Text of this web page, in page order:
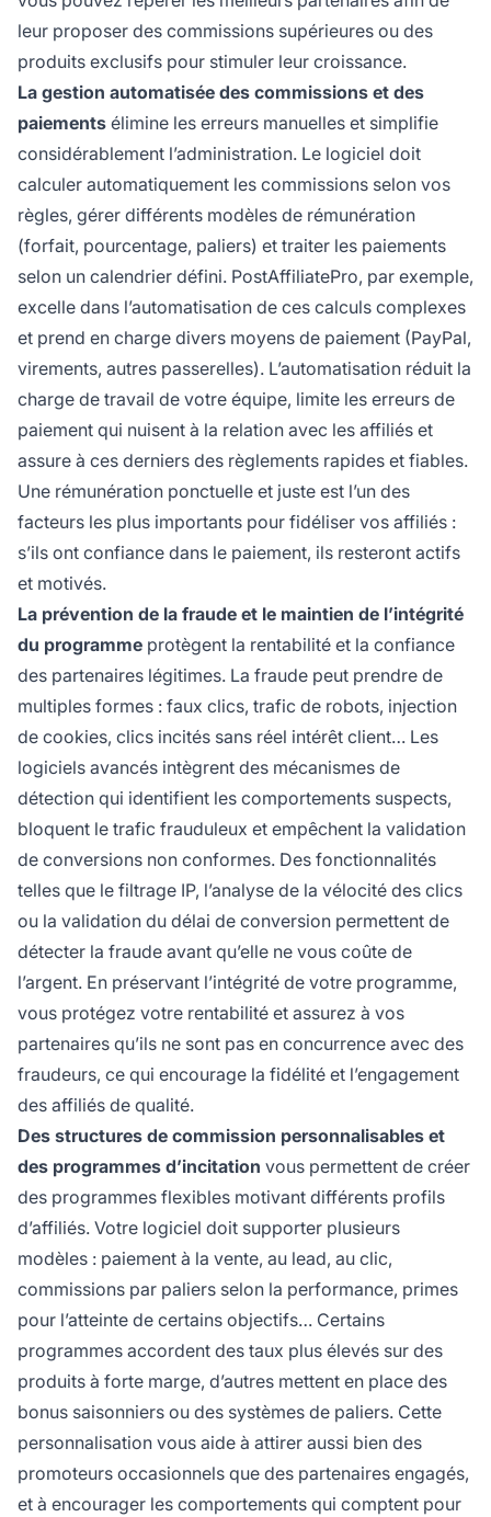
leur proposer des commissions supérieures ou des
produits exclusifs pour stimuler leur croissance.
La gestion automatisée des commissions et des
paiements élimine les erreurs manuelles et simplifie
considérablement l’administration. Le logiciel doit
calculer automatiquement les commissions selon vos
règles, gérer différents modèles de rémunération
(forfait, pourcentage, paliers) et traiter les paiements
selon un calendrier défini. PostAffiliatePro, par exemple,
excelle dans l’automatisation de ces calculs complexes
et prend en charge divers moyens de paiement (PayPal,
virements, autres passerelles). L’automatisation réduit la
charge de travail de votre équipe, limite les erreurs de
paiement qui nuisent à la relation avec les affiliés et
assure à ces derniers des règlements rapides et fiables.
Une rémunération ponctuelle et juste est l’un des
facteurs les plus importants pour fidéliser vos affiliés :
s’ils ont confiance dans le paiement, ils resteront actifs
et motivés.
La prévention de la fraude et le maintien de l’intégrité
du programme protègent la rentabilité et la confiance
des partenaires légitimes. La fraude peut prendre de
multiples formes : faux clics, trafic de robots, injection
de cookies, clics incités sans réel intérêt client… Les
logiciels avancés intègrent des mécanismes de
détection qui identifient les comportements suspects,
bloquent le trafic frauduleux et empêchent la validation
de conversions non conformes. Des fonctionnalités
telles que le filtrage IP, l’analyse de la vélocité des clics
ou la validation du délai de conversion permettent de
détecter la fraude avant qu’elle ne vous coûte de
l’argent. En préservant l’intégrité de votre programme,
vous protégez votre rentabilité et assurez à vos
partenaires qu’ils ne sont pas en concurrence avec des
fraudeurs, ce qui encourage la fidélité et l’engagement
des affiliés de qualité.
Des structures de commission personnalisables et
des programmes d’incitation vous permettent de créer
des programmes flexibles motivant différents profils
d’affiliés. Votre logiciel doit supporter plusieurs
modèles : paiement à la vente, au lead, au clic,
commissions par paliers selon la performance, primes
pour l’atteinte de certains objectifs… Certains
programmes accordent des taux plus élevés sur des
produits à forte marge, d’autres mettent en place des
bonus saisonniers ou des systèmes de paliers. Cette
personnalisation vous aide à attirer aussi bien des
promoteurs occasionnels que des partenaires engagés,
et à encourager les comportements qui comptent pour